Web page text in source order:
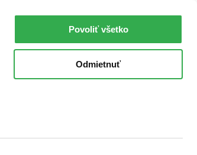
Povoliť všetko
Odmietnuť